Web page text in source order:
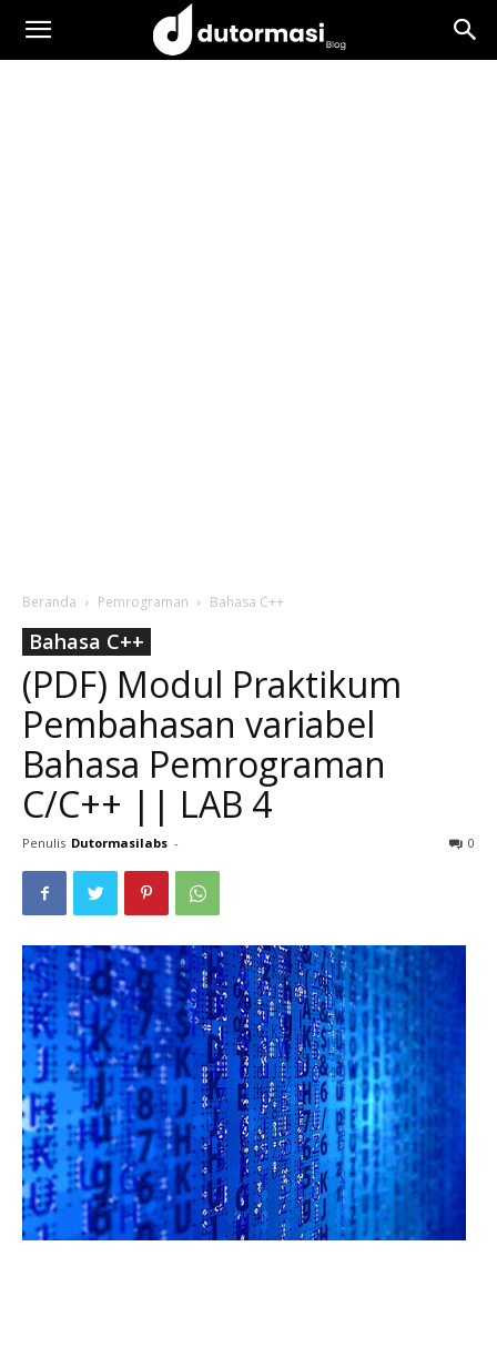
Beranda Pemrograman Bahasa C++
Bahasa C++
(PDF) Modul Praktikum
Pembahasan variabel
Bahasa Pemrograman
C/C++ || LAB 4
Penulis Dutormasilabs - 0